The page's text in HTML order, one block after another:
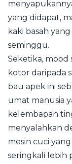
yang didapat,
kaki basah
seminggu.
Seketika, mood
kotor daripada
bau apek ini
umat manusia
kelembapan
menyalahkan
mesin cuci
seringkali lebih